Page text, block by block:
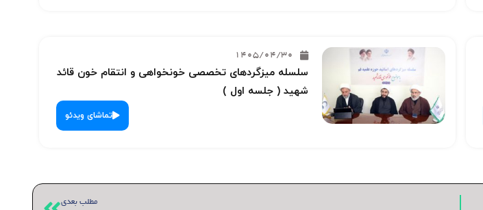
1405/04/30
سلسله میزگردهای تخصصی خونخواهی و انتقام خون قائد
شهید ( جلسه اول )
تماشای ویدئو
مطلب بعدیبعدی